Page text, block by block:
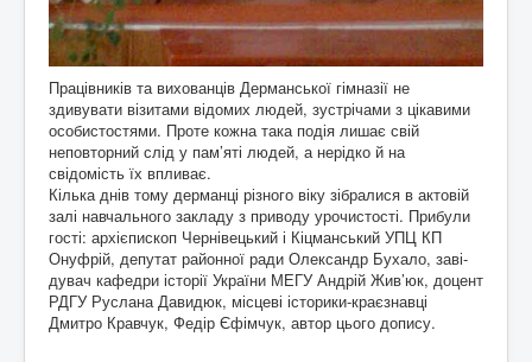
Працівників та вихованців Дерманської гімназії не
здивувати візитами відомих людей, зустрічами з цікавими
особистостями. Проте кожна така подія лишає свій
неповторний слід у пам’яті людей, а нерідко й на
свідомість їх впливає.
Кілька днів тому дерманці різного віку зібралися в актовій
залі навчального закладу з приводу урочистості. Прибули
гості: архієпископ Чернівецький і Кіцманський УПЦ КП
Онуфрій, депутат районної ради Олександр Бухало, заві­
дувач кафедри історії України МЕГУ Андрій Жив’юк, доцент
РДГУ Руслана Давидюк, місцеві історики-краєзнавці
Дмитро Кравчук, Федір Єфімчук, автор цього допису.